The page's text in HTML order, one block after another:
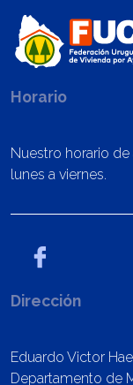
Horario
Nuestro horario
lunes a viernes.
Dirección
Eduardo Victor
Departamento de